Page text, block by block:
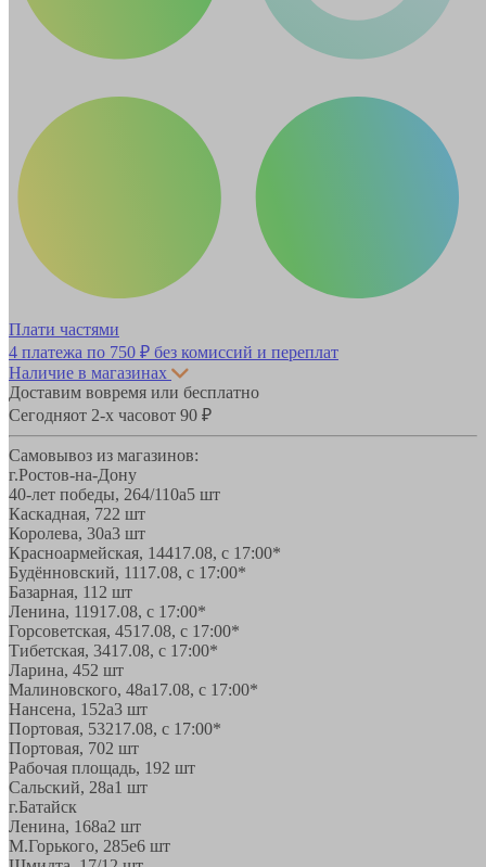
Плати частями
4 платежа по 750 ₽ без комиссий и переплат
Наличие в магазинах
Доставим вовремя или бесплатно
Сегодняот 2-х часовот 90 ₽
Самовывоз из магазинов:
г.Ростов-на-Дону
40-лет победы, 264/110а5 шт
Каскадная, 722 шт
Королева, 30а3 шт
Красноармейская, 14417.08, с 17:00*
Будённовский, 1117.08, с 17:00*
Базарная, 11 2 шт
Ленина, 11917.08, с 17:00*
Горсоветская, 4517.08, с 17:00*
Тибетская, 3417.08, с 17:00*
Ларина, 452 шт
Малиновского, 48а17.08, с 17:00*
Нансена, 152а3 шт
Портовая, 53217.08, с 17:00*
Портовая, 702 шт
Рабочая площадь, 192 шт
Сальский, 28a1 шт
г.Батайск
Ленина, 168а2 шт
М.Горького, 285е6 шт